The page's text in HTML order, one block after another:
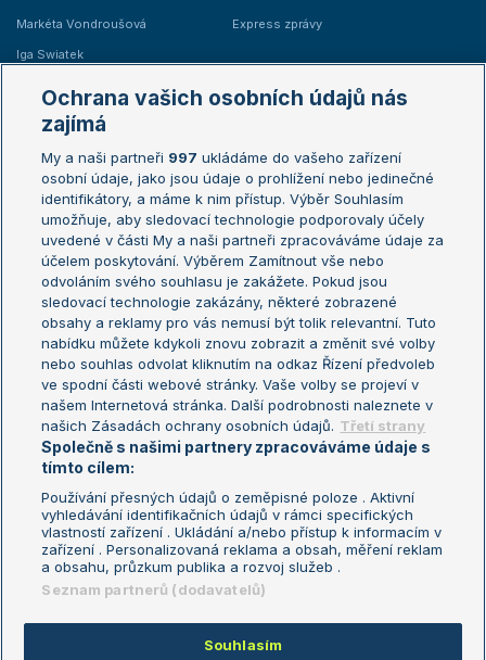
Markéta Vondroušová
Iga Swiatek
Express zprávy
Žebříčky
Žebříček ATP (muži)
Žebříček WTA (ženy)
Sázkařský žebříček
Australian Open
French Open
Wimbledon
US Open
Turnaj mistrů
Turnaj mistryň
Aktualní trendy
Fotbalové přestupy
Livesport Daily
LS Prague Open
Podmínky užití
Nastavení soukromí
GDPR a žurnalistika
Reklama
Kontakt
Informace o zpracování osobních
údajů
Ochrana vašich osobních údajů nás
zajímá
My a naši partneři 997 ukládáme do vašeho zařízení
osobní údaje, jako jsou údaje o prohlížení nebo jedinečné
identifikátory, a máme k nim přístup. Výběr Souhlasím
umožňuje, aby sledovací technologie podporovaly účely
uvedené v části My a naši partneři zpracováváme údaje za
účelem poskytování. Výběrem Zamítnout vše nebo
odvoláním svého souhlasu je zakážete. Pokud jsou
sledovací technologie zakázány, některé zobrazené
obsahy a reklamy pro vás nemusí být tolik relevantní. Tuto
nabídku můžete kdykoli znovu zobrazit a změnit své volby
nebo souhlas odvolat kliknutím na odkaz Řízení předvoleb
ve spodní části webové stránky. Vaše volby se projeví v
našem Internetová stránka. Další podrobnosti naleznete v
našich Zásadách ochrany osobních údajů. Třetí strany
Společně s našimi partnery zpracováváme údaje s
tímto cílem:
Používání přesných údajů o zeměpisné poloze . Aktivní
vyhledávání identifikačních údajů v rámci specifických
vlastností zařízení . Ukládání a/nebo přístup k informacím v
zařízení . Personalizovaná reklama a obsah, měření reklam
a obsahu, průzkum publika a rozvoj služeb .
Seznam partnerů (dodavatelů)
Souhlasím